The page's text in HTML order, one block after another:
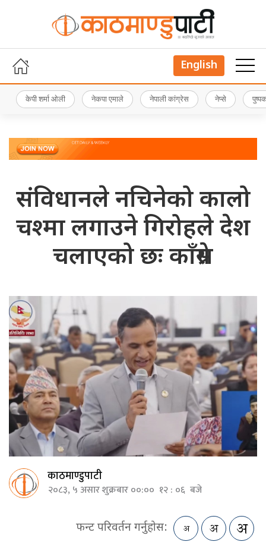
English
केपी शर्मा ओली नेकपा एमाले नेपाली कांग्रेस नेप्से
संविधानले नचिनेको कालो
चश्मा लगाउने गिरोहले देश
चलाएको छः काँग्रेस
काठमाण्डुपाटी
२०८३, ५ असार शुक्रबार ००:०० १२ : ०६ बजे
फन्ट परिवर्तन गर्नुहोस: